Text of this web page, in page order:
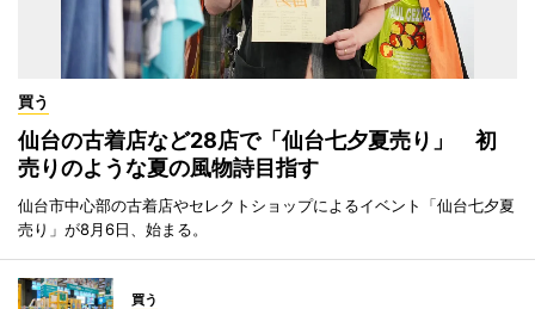
買う
仙台の古着店など28店で「仙台七夕夏売り」 初
売りのような夏の風物詩目指す
仙台市中心部の古着店やセレクトショップによるイベント「仙台七夕夏
売り」が8月6日、始まる。
買う